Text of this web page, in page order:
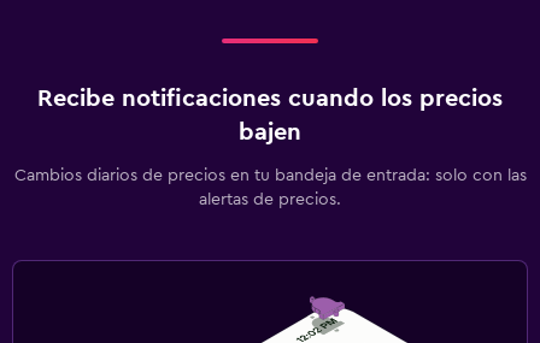
Recibe notificaciones cuando los precios
bajen
Cambios diarios de precios en tu bandeja de entrada: solo con las
alertas de precios.